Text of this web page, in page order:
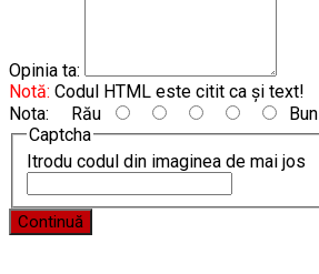
Opinia ta:
Notă: Codul HTML este citit ca şi text!
Nota: Rău
Bun
Captcha
Itrodu codul din imaginea de mai jos
Continuă